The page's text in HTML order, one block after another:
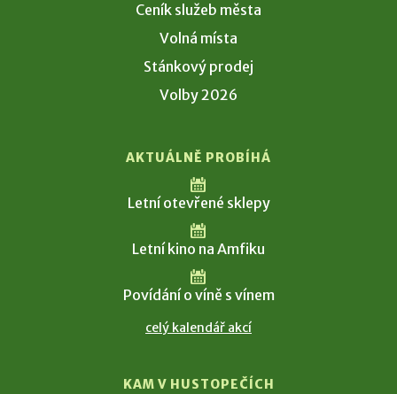
Ceník služeb města
Volná místa
Stánkový prodej
Volby 2026
AKTUÁLNĚ PROBÍHÁ
Letní otevřené sklepy
Letní kino na Amfiku
Povídání o víně s vínem
celý kalendář akcí
KAM V HUSTOPEČÍCH